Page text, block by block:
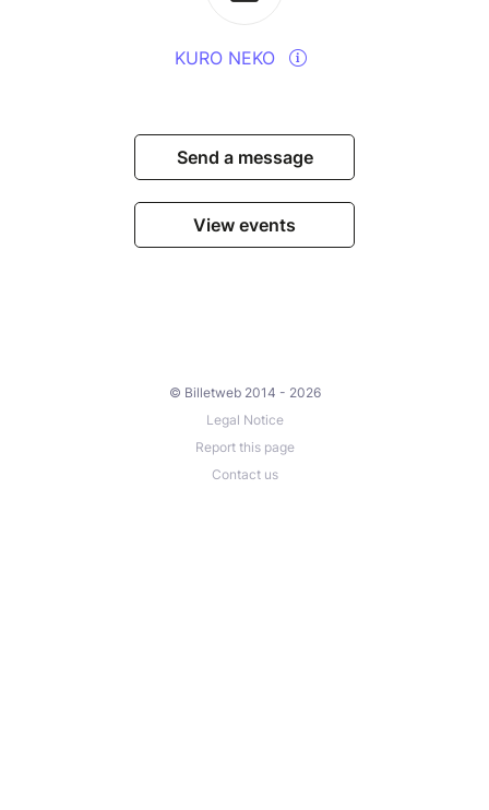
KURO NEKO
Send a message
View events
© Billetweb 2014 - 2026
Legal Notice
Report this page
Contact us